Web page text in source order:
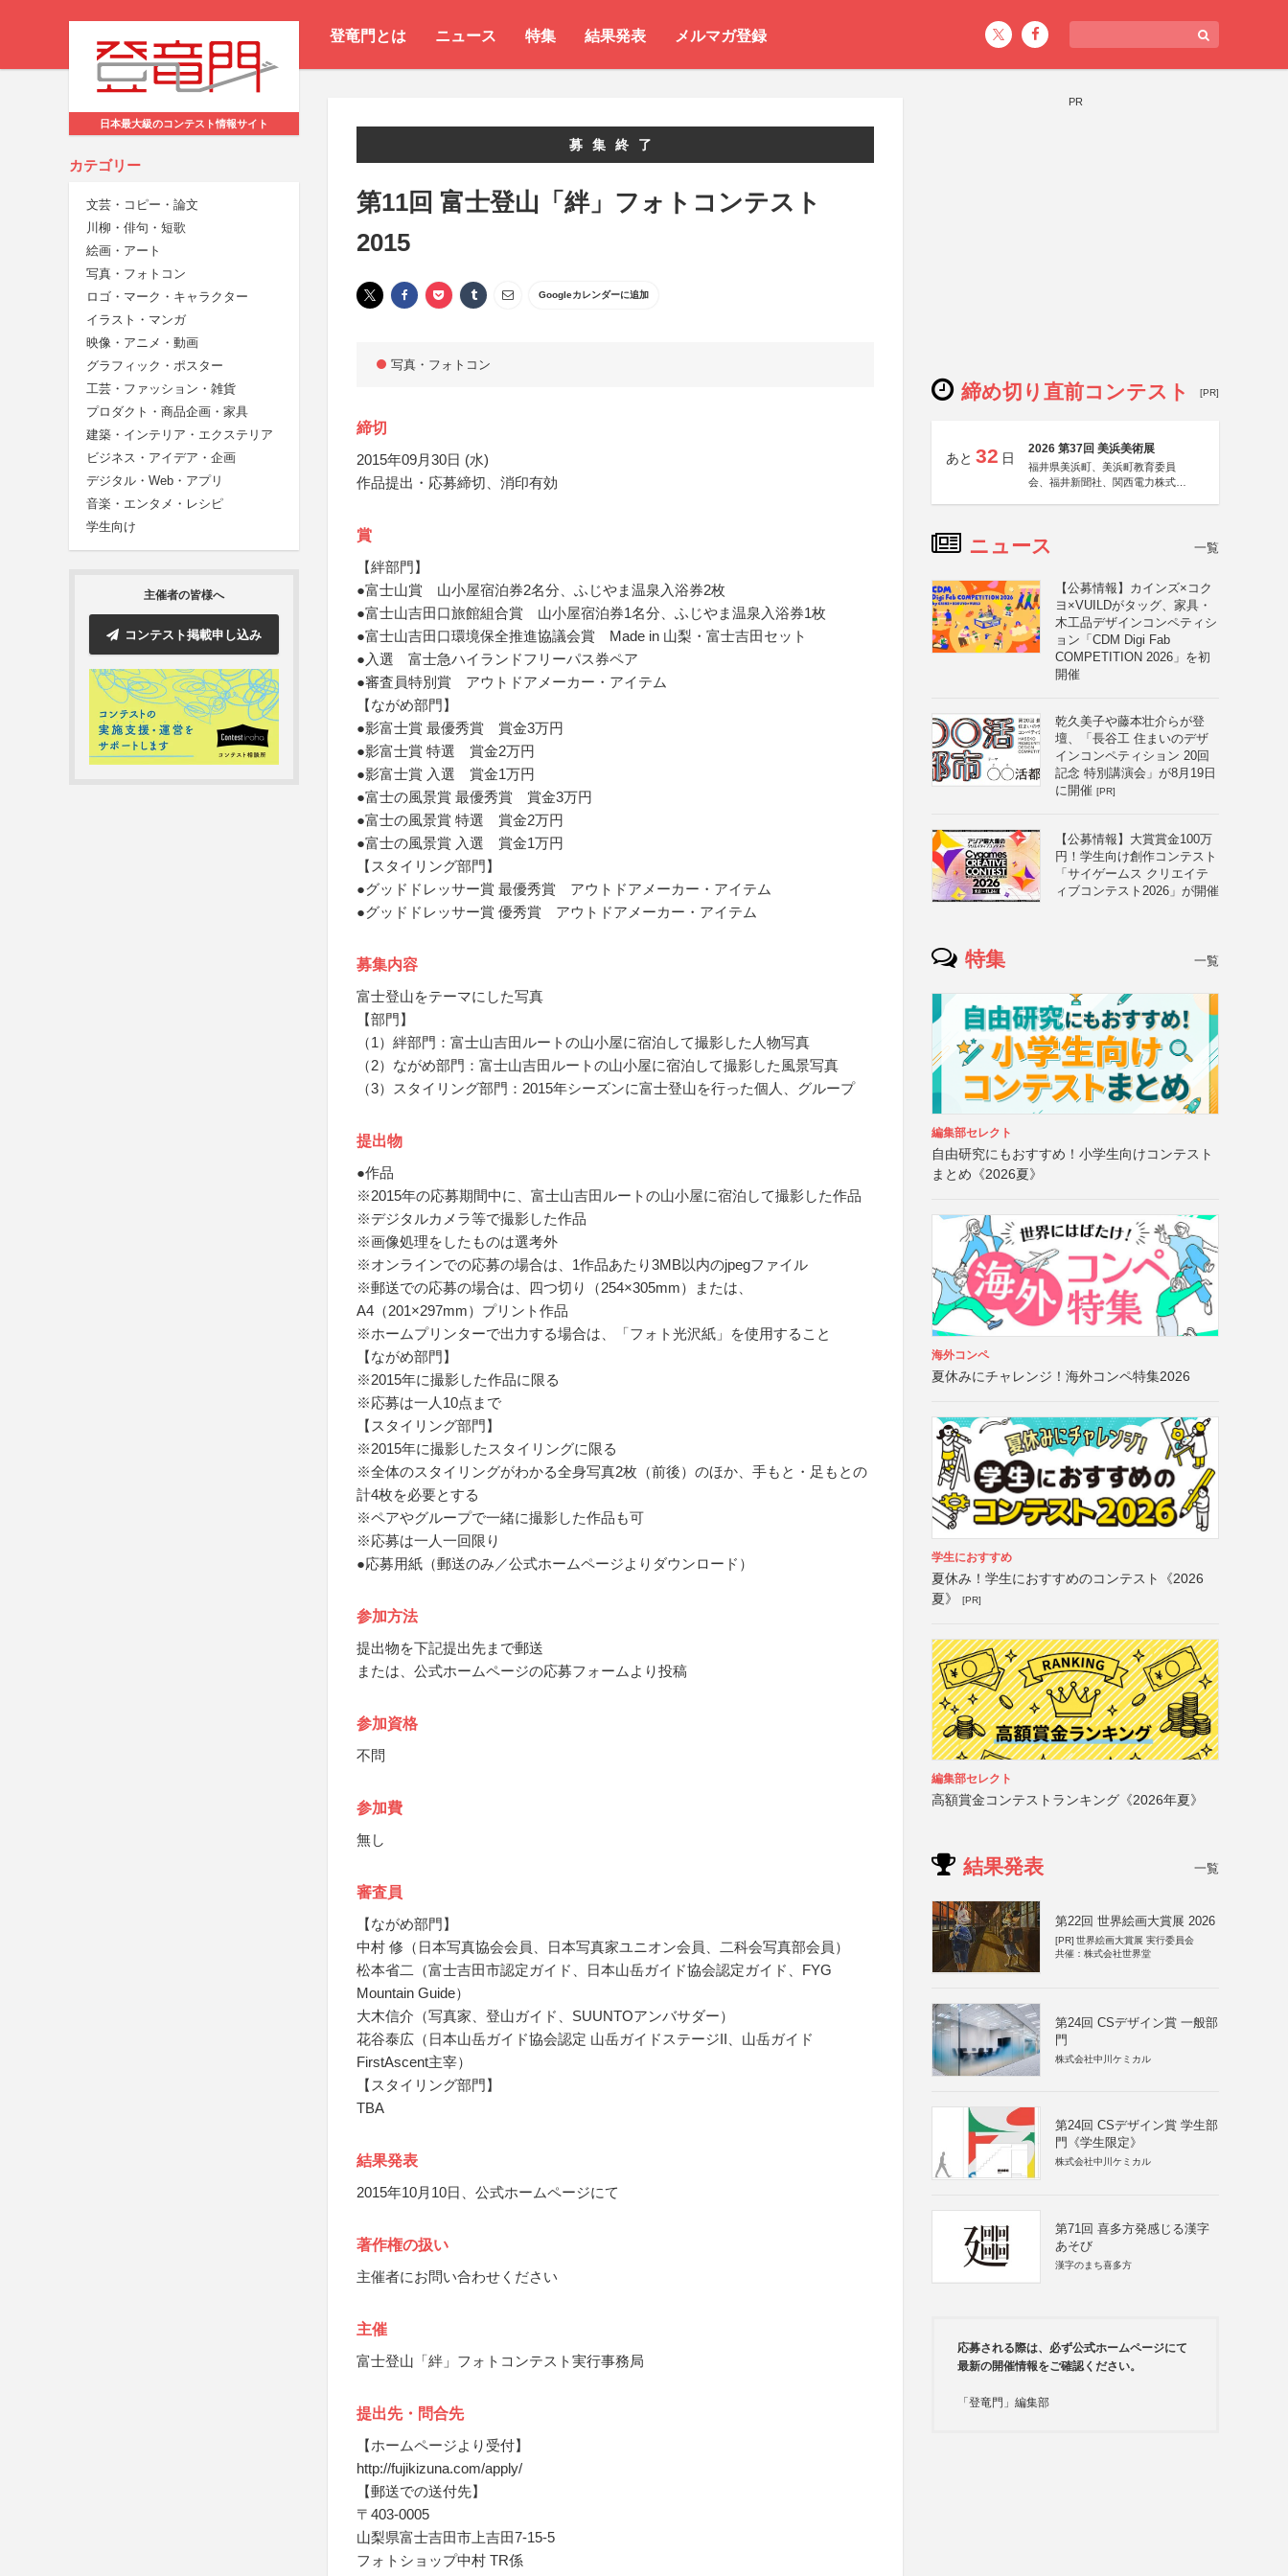
登竜門とは ニュース 特集 結果発表 メルマガ登録
日本最大級のコンテスト情報サイト
カテゴリー
文芸・コピー・論文
川柳・俳句・短歌
絵画・アート
写真・フォトコン
ロゴ・マーク・キャラクター
イラスト・マンガ
映像・アニメ・動画
グラフィック・ポスター
工芸・ファッション・雑貨
プロダクト・商品企画・家具
建築・インテリア・エクステリア
ビジネス・アイデア・企画
デジタル・Web・アプリ
音楽・エンタメ・レシピ
学生向け
主催者の皆様へ
コンテスト掲載申し込み
募集終了
第11回 富士登山「絆」フォトコンテスト
2015
Googleカレンダーに追加
写真・フォトコン
締切
2015年09月30日 (水)
作品提出・応募締切、消印有効
賞
【絆部門】
●富士山賞 山小屋宿泊券2名分、ふじやま温泉入浴券2枚
●富士山吉田口旅館組合賞 山小屋宿泊券1名分、ふじやま温泉入浴券1枚
●富士山吉田口環境保全推進協議会賞 Made in 山梨・富士吉田セット
●入選 富士急ハイランドフリーパス券ペア
●審査員特別賞 アウトドアメーカー・アイテム
【ながめ部門】
●影富士賞 最優秀賞 賞金3万円
●影富士賞 特選 賞金2万円
●影富士賞 入選 賞金1万円
●富士の風景賞 最優秀賞 賞金3万円
●富士の風景賞 特選 賞金2万円
●富士の風景賞 入選 賞金1万円
【スタイリング部門】
●グッドドレッサー賞 最優秀賞 アウトドアメーカー・アイテム
●グッドドレッサー賞 優秀賞 アウトドアメーカー・アイテム
募集内容
富士登山をテーマにした写真
【部門】
（1）絆部門：富士山吉田ルートの山小屋に宿泊して撮影した人物写真
（2）ながめ部門：富士山吉田ルートの山小屋に宿泊して撮影した風景写真
（3）スタイリング部門：2015年シーズンに富士登山を行った個人、グループ
提出物
●作品
※2015年の応募期間中に、富士山吉田ルートの山小屋に宿泊して撮影した作品
※デジタルカメラ等で撮影した作品
※画像処理をしたものは選考外
※オンラインでの応募の場合は、1作品あたり3MB以内のjpegファイル
※郵送での応募の場合は、四つ切り（254×305mm）または、
A4（201×297mm）プリント作品
※ホームプリンターで出力する場合は、「フォト光沢紙」を使用すること
【ながめ部門】
※2015年に撮影した作品に限る
※応募は一人10点まで
【スタイリング部門】
※2015年に撮影したスタイリングに限る
※全体のスタイリングがわかる全身写真2枚（前後）のほか、手もと・足もとの
計4枚を必要とする
※ペアやグループで一緒に撮影した作品も可
※応募は一人一回限り
●応募用紙（郵送のみ／公式ホームページよりダウンロード）
参加方法
提出物を下記提出先まで郵送
または、公式ホームページの応募フォームより投稿
参加資格
不問
参加費
無し
審査員
【ながめ部門】
中村 修（日本写真協会会員、日本写真家ユニオン会員、二科会写真部会員）
松本省二（富士吉田市認定ガイド、日本山岳ガイド協会認定ガイド、FYG
Mountain Guide）
大木信介（写真家、登山ガイド、SUUNTOアンバサダー）
花谷泰広（日本山岳ガイド協会認定 山岳ガイドステージII、山岳ガイド
FirstAscent主宰）
【スタイリング部門】
TBA
結果発表
2015年10月10日、公式ホームページにて
著作権の扱い
主催者にお問い合わせください
主催
富士登山「絆」フォトコンテスト実行事務局
提出先・問合先
【ホームページより受付】
http://fujikizuna.com/apply/
【郵送での送付先】
〒403-0005
山梨県富士吉田市上吉田7-15-5
フォトショップ中村 TR係
PR
締め切り直前コンテスト [PR]
あと 32 日
2026 第37回 美浜美術展
福井県美浜町、美浜町教育委員
会、福井新聞社、関西電力株式会
ニュース 一覧
【公募情報】カインズ×コク
ヨ×VUILDがタッグ、家具・
木工品デザインコンペティシ
ョン「CDM Digi Fab
COMPETITION 2026」を初
開催
乾久美子や藤本壮介らが登
壇、「長谷工 住まいのデザ
インコンペティション 20回
記念 特別講演会」が8月19日
に開催 [PR]
【公募情報】大賞賞金100万
円！学生向け創作コンテスト
「サイゲームス クリエイテ
ィブコンテスト2026」が開催
特集 一覧
編集部セレクト
自由研究にもおすすめ！小学生向けコンテスト
まとめ《2026夏》
海外コンペ
夏休みにチャレンジ！海外コンペ特集2026
学生におすすめ
夏休み！学生におすすめのコンテスト《2026
夏》
[PR]
編集部セレクト
高額賞金コンテストランキング《2026年夏》
結果発表 一覧
第22回 世界絵画大賞展 2026
[PR] 世界絵画大賞展 実行委員会
共催：株式会社世界堂
第24回 CSデザイン賞 一般部
門
株式会社中川ケミカル
第24回 CSデザイン賞 学生部
門《学生限定》
株式会社中川ケミカル
第71回 喜多方発感じる漢字
あそび
漢字のまち喜多方
応募される際は、必ず公式ホームページにて
最新の開催情報をご確認ください。
「登竜門」編集部